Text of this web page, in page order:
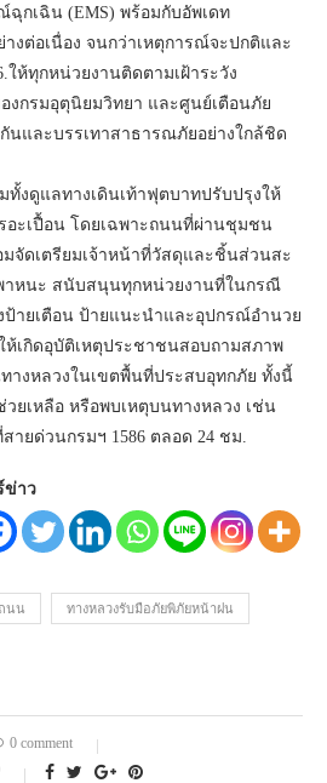
กเฉิน (EMS) พร้อมกับอัพเดท
งต่อเนื่อง จนกว่าเหตุการณ์จะปกติและ
ห้ทุกหน่วยงานติดตามเฝ้าระวัง
งกรมอุตุนิยมวิทยา และศูนย์เตือนภัย
นและบรรเทาสาธารณภัยอย่างใกล้ชิด
ทั้งดูแลทางเดินเท้าฟุตบาทปรับปรุงให้
อะเปื้อน โดยเฉพาะถนนที่ผ่านชุมชน
มจัดเตรียมเจ้าหน้าที่วัสดุและชิ้นส่วนสะ
าหนะ สนับสนุนทุกหน่วยงานที่ในกรณี
ายเตือน ป้ายแนะนำและอุปกรณ์อำนวย
ห้เกิดอุบัติเหตุประชาชนสอบถามสภาพ
างหลวงในเขตพื้นที่ประสบอุทกภัย ทั้งนี้
ยเหลือ หรือพบเหตุบนทางหลวง เช่น
ายด่วนกรมฯ 1586 ตลอด 24 ชม.
ข่าว
นน ทางหลวงรับมือภัยพิภัยหน้าฝน
0 comment